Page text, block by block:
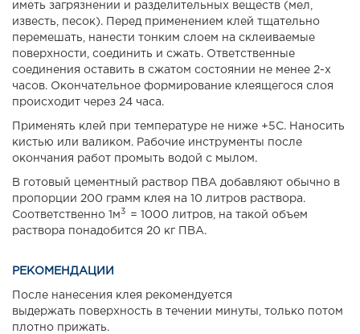
иметь загрязнении и разделительных веществ (мел,
известь, песок). Перед применением клей тщательно
перемешать, нанести тонким слоем на склеиваемые
поверхности, соединить и сжать. Ответственные
соединения оставить в сжатом состоянии не менее 2-х
часов. Окончательное формирование клеящегося слоя
происходит через 24 часа.
Применять клей при температуре не ниже +5С. Наносить
кистью или валиком. Рабочие инструменты после
окончания работ промыть водой с мылом.
В готовый цементный раствор ПВА добавляют обычно в
пропорции 200 грамм клея на 10 литров раствора.
Соответственно 1м 3 = 1000 литров, на такой объем
раствора понадобится 20 кг ПВА.
РЕКОМЕНДАЦИИ
После нанесения клея рекомендуется
выдержать поверхность в течении минуты, только потом
плотно прижать.